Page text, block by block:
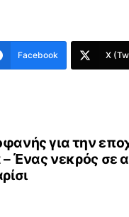
Facebook X
για την
– Ένας νεκρός σε